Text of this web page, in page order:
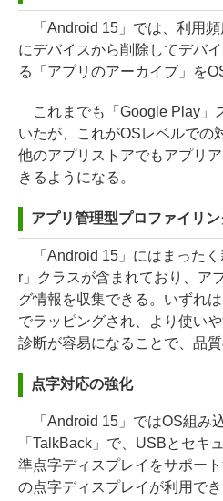
「Android 15」では、利用頻
にデバイスから削除してデバ
る「アプリのアーカイブ」を
これまでも「Google Play」
いたが、これがOSレベルでの
他のアプリストアでもアプリ
きるようになる。
アプリ管理型プロファイリン
「Android 15」にはまった
r」クラスが含まれており、ア
グ情報を収集できる。いずれ
でラッピングされ、より使い
診断が容易になることで、品
点字対応の強化
「Android 15」ではOS組み
「TalkBack」で、USBとセキ
準点字ディスプレイをサポー
の点字ディスプレイが利用でき